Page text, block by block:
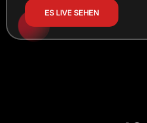
ES LIVE SEHEN